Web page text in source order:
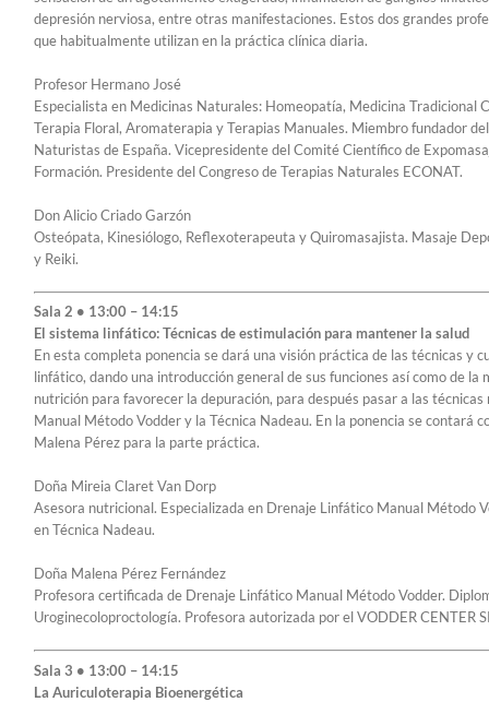
depresión nerviosa, entre otras manifestaciones. Estos dos grandes
que habitualmente utilizan en la práctica clínica diaria.
Profesor Hermano José
Especialista en Medicinas Naturales: Homeopatía, Medicina Tradicional
Terapia Floral, Aromaterapia y Terapias Manuales. Miembro fundador
Naturistas de España. Vicepresidente del Comité Científico de
Formación. Presidente del Congreso de Terapias Naturales ECONAT.
Don Alicio Criado Garzón
Osteópata, Kinesiólogo, Reflexoterapeuta y Quiromasajista. Masaje
y Reiki.
Sala 2 • 13:00 – 14:15
El sistema linfático: Técnicas de estimulación para mantener la salud
En esta completa ponencia se dará una visión práctica de las técnicas y
linfático, dando una introducción general de sus funciones así como de
nutrición para favorecer la depuración, para después pasar a las
Manual Método Vodder y la Técnica Nadeau. En la ponencia se contará
Malena Pérez para la parte práctica.
Doña Mireia Claret Van Dorp
Asesora nutricional. Especializada en Drenaje Linfático Manual Método
en Técnica Nadeau.
Doña Malena Pérez Fernández
Profesora certificada de Drenaje Linfático Manual Método Vodder.
Uroginecoloproctología. Profesora autorizada por el VODDER CENTER
Sala 3 • 13:00 – 14:15
La Auriculoterapia Bioenergética